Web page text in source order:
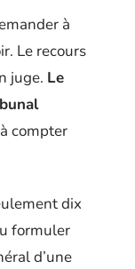
à
Le recours
juge. Le
à compter
dix
formuler
d’une